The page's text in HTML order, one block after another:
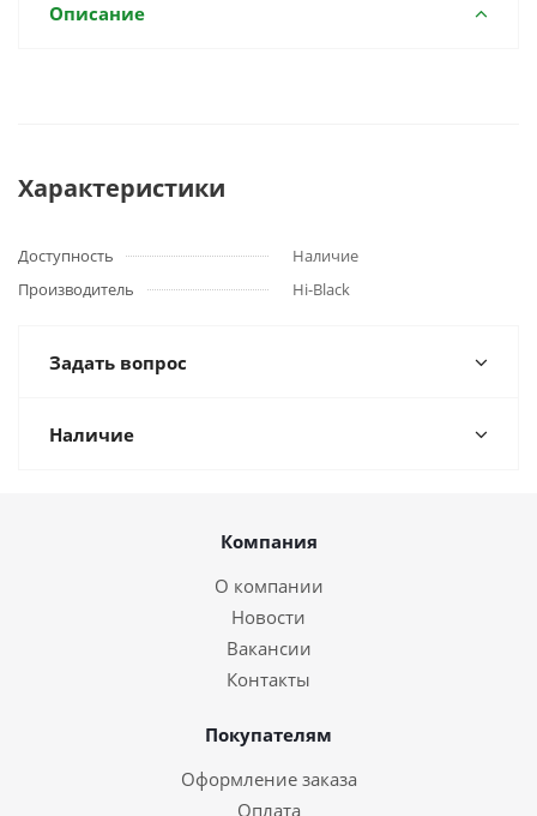
Описание
Характеристики
Доступность
Наличие
Производитель
Hi-Black
Задать вопрос
Наличие
Компания
О компании
Новости
Вакансии
Контакты
Покупателям
Оформление заказа
Оплата